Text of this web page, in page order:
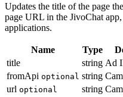
Updates the title of the page
page URL in the JivoChat
applications.
Name Type
title
string Ad
fromApi optional string
url optional string